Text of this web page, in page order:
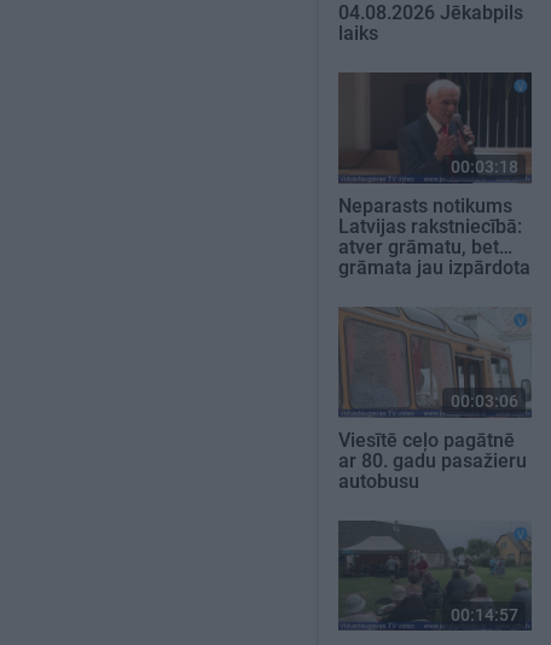
04.08.2026 Jēkabpils
laiks
00:03:18
Neparasts notikums
Latvijas rakstniecībā:
atver grāmatu, bet…
grāmata jau izpārdota
00:03:06
Viesītē ceļo pagātnē
ar 80. gadu pasažieru
autobusu
00:14:57